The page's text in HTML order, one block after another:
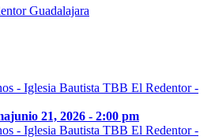
Guadalajara
junio 21, 2026 - 2:00 pm